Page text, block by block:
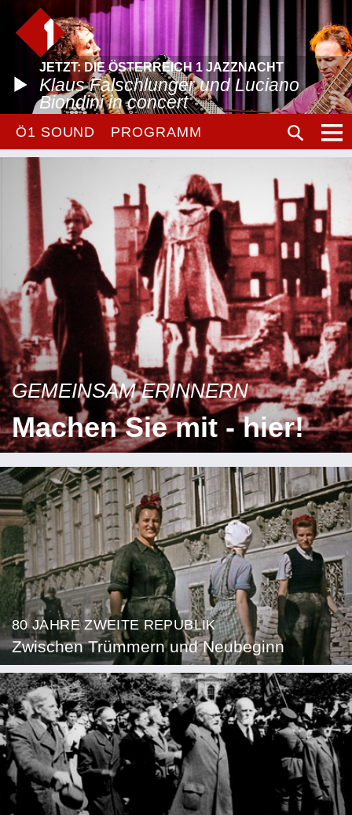
JETZT: DIE ÖSTERREICH 1 JAZZNACHT
Klaus Falschlunger und Luciano
Biondini in concert
Ö1 SOUND PROGRAMM
GEMEINSAM ERINNERN
Machen Sie mit - hier!
80 JAHRE ZWEITE REPUBLIK
Zwischen Trümmern und Neubeginn